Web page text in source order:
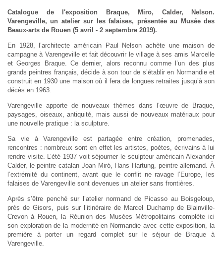
Catalogue de l'exposition Braque, Miro, Calder, Nelson.
Varengeville, un atelier sur les falaises, présentée au Musée des
Beaux-arts de Rouen (5 avril - 2 septembre 2019).
En 1928, l’architecte américain Paul Nelson achète une maison de
campagne à Varengeville et fait découvrir le village à ses amis Marcelle
et Georges Braque. Ce dernier, alors reconnu comme l’un des plus
grands peintres français, décide à son tour de s’établir en Normandie et
construit en 1930 une maison où il fera de longues retraites jusqu’à son
décès en 1963.
Varengeville apporte de nouveaux thèmes dans l’œuvre de Braque,
paysages, oiseaux, antiquité, mais aussi de nouveaux matériaux pour
une nouvelle pratique : la sculpture.
Sa vie à Varengeville est partagée entre création, promenades,
rencontres : nombreux sont en effet les artistes, poètes, écrivains à lui
rendre visite. L’été 1937 voit séjourner le sculpteur américain Alexander
Calder, le peintre catalan Joan Miró, Hans Hartung, peintre allemand. À
l’extrémité du continent, avant que le conflit ne ravage l’Europe, les
falaises de Varengeville sont devenues un atelier sans frontières.
Après s’être penché sur l’atelier normand de Picasso au Boisgeloup,
près de Gisors, puis sur l’itinéraire de Marcel Duchamp de Blainville-
Crevon à Rouen, la Réunion des Musées Métropolitains complète ici
son exploration de la modernité en Normandie avec cette exposition, la
première à porter un regard complet sur le séjour de Braque à
Varengeville.